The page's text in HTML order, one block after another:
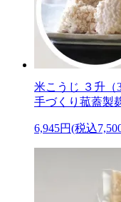
米こうじ ３升（3
手づくり菰蓋製
6,945円(税込